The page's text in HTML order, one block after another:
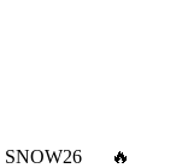
SNOW26 🔥